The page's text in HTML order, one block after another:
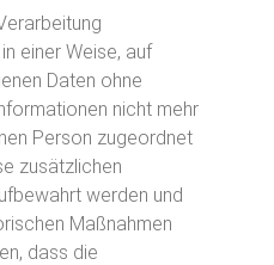
einer Weise, auf
Daten ohne
nicht mehr
Person zugeordnet
zusätzlichen
werden und
Maßnahmen
dass die